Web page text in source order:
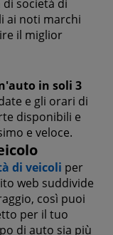
società di
ai noti marchi
il miglior
in soli 3
e gli orari di
disponibili e
e veloce.
di veicoli per
web suddivide
così puoi
per il tuo
di auto sia più